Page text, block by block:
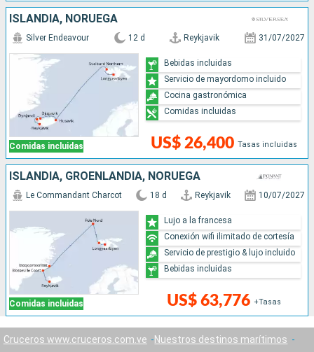
ISLANDIA, NORUEGA
Comidas incluidas
Silver Endeavour 12 d Reykjavik 31/07/2027
US$ 26,400 Tasas incluidas
Bebidas incluidas
Servicio de mayordomo incluido
Cocina gastronómica
Comidas incluidas
ISLANDIA, GROENLANDIA, NORUEGA
Comidas incluidas
Le Commandant Charcot 18 d Reykjavik 10/07/2027
US$ 63,776 +Tasas
Lujo a la francesa
Conexión wifi ilimitado de cortesía
Servicio de prestigio & lujo incluido
Bebidas incluidas
Cruceros www.cruceros.com.ve
Nuestros destinos marítimos